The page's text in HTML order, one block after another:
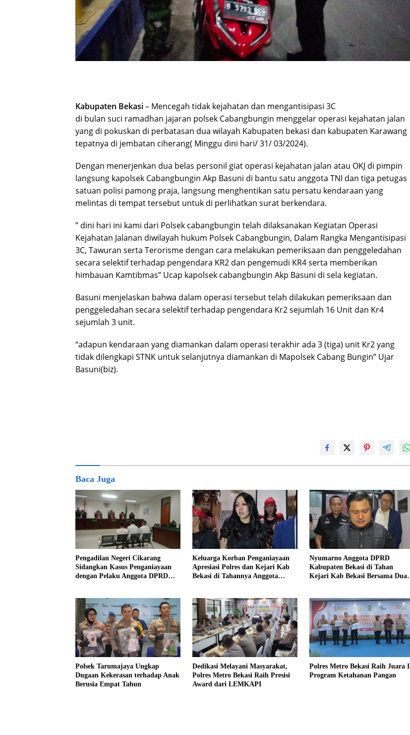
Kabupaten Bekasi– Mencegah tidak kejahatan dan mengantisipasi 3C
di bulan suci ramadhan jajaran polsek Cabangbungin menggelar operasi kejahatan jalan
yang di pokuskan di perbatasan dua wilayah Kabupaten bekasi dan kabupaten Karawang
tepatnya di jembatan ciherang( Minggu dini hari/ 31/ 03/2024).
Dengan menerjenkan dua belas personil giat operasi kejahatan jalan atau OKJ di pimpin
langsung kapolsek Cabangbungin Akp Basuni di bantu satu anggota TNI dan tiga petugas
satuan polisi pamong praja, langsung menghentikan satu persatu kendaraan yang
melintas di tempat tersebut untuk di perlihatkan surat berkendara.
” dini hari ini kami dari Polsek cabangbungin telah dilaksanakan Kegiatan Operasi
Kejahatan Jalanan diwilayah hukum Polsek Cabangbungin, Dalam Rangka Mengantisipasi
3C, Tawuran serta Terorisme dengan cara melakukan pemeriksaan dan penggeledahan
secara selektif terhadap pengendara KR2 dan pengemudi KR4 serta memberikan
himbauan Kamtibmas” Ucap kapolsek cabangbungin Akp Basuni di sela kegiatan.
Basuni menjelaskan bahwa dalam operasi tersebut telah dilakukan pemeriksaan dan
penggeledahan secara selektif terhadap pengendara Kr2 sejumlah 16 Unit dan Kr4
sejumlah 3 unit.
“adapun kendaraan yang diamankan dalam operasi terakhir ada 3 (tiga) unit Kr2 yang
tidak dilengkapi STNK untuk selanjutnya diamankan di Mapolsek Cabang Bungin” Ujar
Basuni(biz).
Baca Juga
Pengadilan Negeri Cikarang
Sidangkan Kasus Penganiayaan
dengan Pelaku Anggota DPRD
Keluarga Korban Penganiayaan
Apresiasi Polres dan Kejari Kab
Bekasi di Tahannya Anggota
Nyumarno Anggota DPRD
Kabupaten Bekasi di Tahan
Kejari Kab Bekasi Bersama Dua
Polsek Tarumajaya Ungkap
Dugaan Kekerasan terhadap Anak
Berusia Empat Tahun
Dedikasi Melayani Masyarakat,
Polres Metro Bekasi Raih Presisi
Award dari LEMKAPI
Polres Metro Bekasi Raih Juara I
Program Ketahanan Pangan